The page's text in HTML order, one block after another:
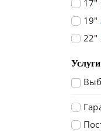
17"
19"
22"
Услуги